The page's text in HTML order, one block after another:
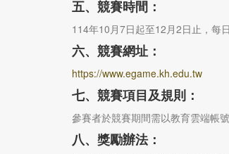
五、競賽時間：
114年10月7日起至12月2日止，每
六、競賽網址：
https://www.egame.kh.edu.tw
七、競賽項目及規則：
參賽者於競賽期間需以教育雲端帳
八、獎勵辦法：